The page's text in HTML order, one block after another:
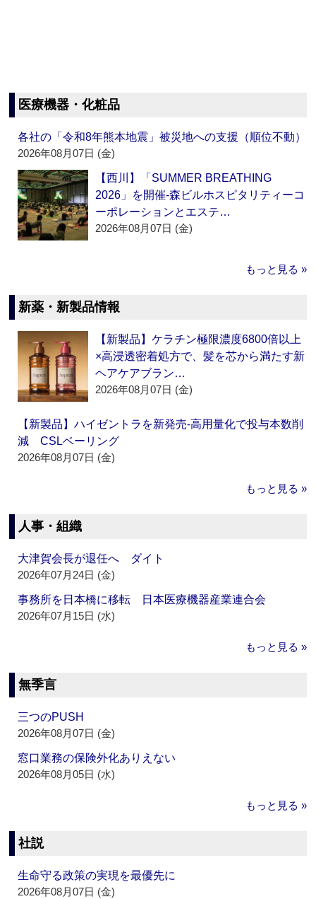
医療機器・化粧品
各社の「令和8年熊本地震」被災地への支援（順位不動）
2026年08月07日 (金)
【西川】「SUMMER BREATHING
2026」を開催‐森ビルホスピタリティーコ
ーポレーションとエステ…
2026年08月07日 (金)
もっと見る »
新薬・新製品情報
【新製品】ケラチン極限濃度6800倍以上
×高浸透密着処方で、髪を芯から満たす新
ヘアケアブラン…
2026年08月07日 (金)
【新製品】ハイゼントラを新発売‐高用量化で投与本数削
減 CSLベーリング
2026年08月07日 (金)
もっと見る »
人事・組織
大津賀会長が退任へ ダイト
2026年07月24日 (金)
事務所を日本橋に移転 日本医療機器産業連合会
2026年07月15日 (水)
もっと見る »
無季言
三つのPUSH
2026年08月07日 (金)
窓口業務の保険外化ありえない
2026年08月05日 (水)
もっと見る »
社説
生命守る政策の実現を最優先に
2026年08月07日 (金)